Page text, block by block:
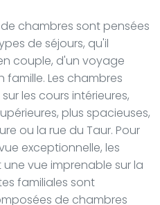
chambres sont pensées
de séjours, qu'il
couple, d'un voyage
Les chambres
les cours intérieures,
plus spacieuses,
ou la rue du Taur. Pour
exceptionnelle, les
vue imprenable sur la
familiales sont
de chambres